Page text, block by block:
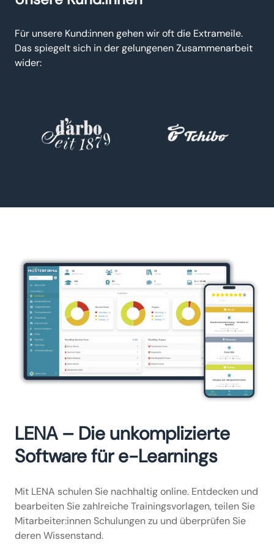
Für unsere Kund:innen gehen wir oft die Extrameile.
Das spiegelt sich in der gelungenen Zusammenarbeit
wider:
LENA – Die unkomplizierte
Software für e-Learnings
Mit LENA schulen Sie nachhaltig online. Entdecken und
bearbeiten Sie zahlreiche Trainingsvorlagen, teilen Sie
Mitarbeiter:innen Schulungen zu und überprüfen Sie
deren Wissenstand.